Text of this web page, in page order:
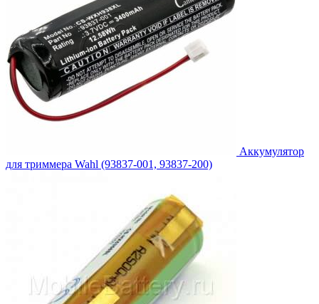
Аккумулятор
для триммера Wahl (93837-001, 93837-200)